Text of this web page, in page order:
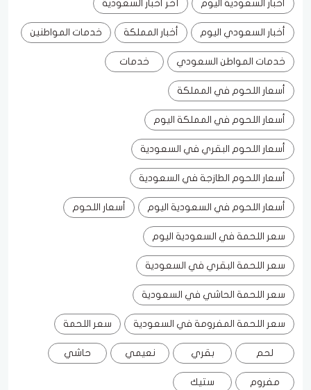
أخبار السعودية اليوم آخر أخبار السعودية
أخبار السعودي اليوم أخبار المملكة خدمات المواطنين
خدمات المواطن السعودي خدمات
أسعار اللحوم في المملكة
أسعار اللحوم في المملكة اليوم
أسعار اللحوم البقري في السعودية
أسعار اللحوم الطازجة في السعودية
أسعار اللحوم في السعودية اليوم أسعار اللحوم
سعر اللحمة في السعودية اليوم
سعر اللحمة البقري في السعودية
سعر اللحمة الحاشي في السعودية
سعر اللحمة المفرومة في السعودية سعر اللحمة
لحم بقري نعيمي حاشي
مفروم ستيك